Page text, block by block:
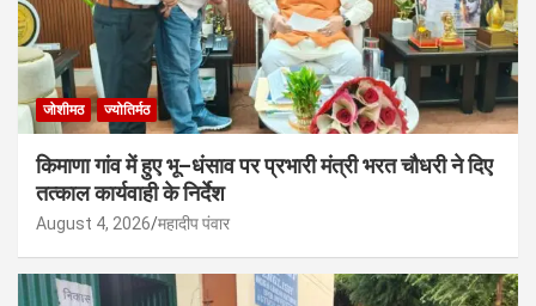
जोशीमठ ज्योतिर्मठ
किमाणा गांव में हुए भू–धंसाव पर प्रभारी मंत्री भरत चौधरी ने दिए
तत्काल कार्यवाही के निर्देश
August 4, 2026 महादीप पंवार